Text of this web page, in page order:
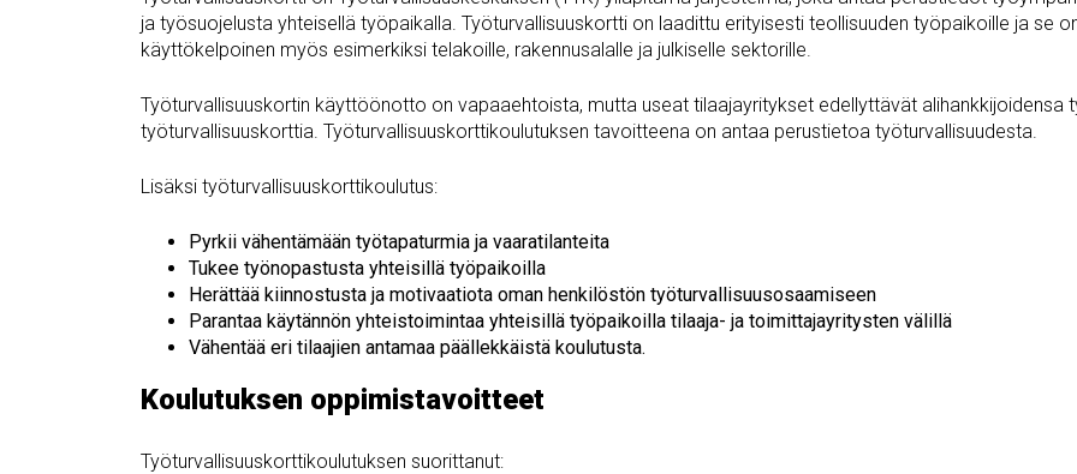
ja työsuojelusta yhteisellä työpaikalla. Työturvallisuuskortti on laadittu erityisesti teollisuuden työpaikoille ja se
käyttökelpoinen myös esimerkiksi telakoille, rakennusalalle ja julkiselle sektorille.
Työturvallisuuskortin käyttöönotto on vapaaehtoista, mutta useat tilaajayritykset edellyttävät alihankkijoidensa
työturvallisuuskorttia. Työturvallisuuskorttikoulutuksen tavoitteena on antaa perustietoa työturvallisuudesta.
Lisäksi työturvallisuuskorttikoulutus:
Pyrkii vähentämään työtapaturmia ja vaaratilanteita
Tukee työnopastusta yhteisillä työpaikoilla
Herättää kiinnostusta ja motivaatiota oman henkilöstön työturvallisuusosaamiseen
Parantaa käytännön yhteistoimintaa yhteisillä työpaikoilla tilaaja- ja toimittajayritysten välillä
Vähentää eri tilaajien antamaa päällekkäistä koulutusta.
Koulutuksen oppimistavoitteet
Työturvallisuuskorttikoulutuksen suorittanut: